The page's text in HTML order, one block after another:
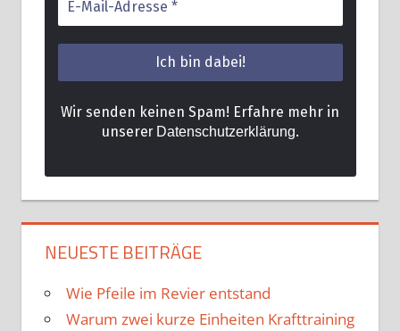
Wir senden keinen Spam! Erfahre mehr in
unserer Datenschutzerklärung.
NEUESTE BEITRÄGE
Wie Pfeile im Revier entstand
Warum zwei kurze Einheiten Krafttraining